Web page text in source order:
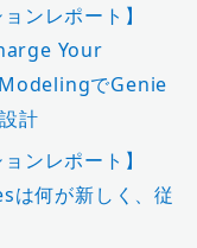
ンレポート】
Your
でGenie
計
ンレポート】
何が新しく、従